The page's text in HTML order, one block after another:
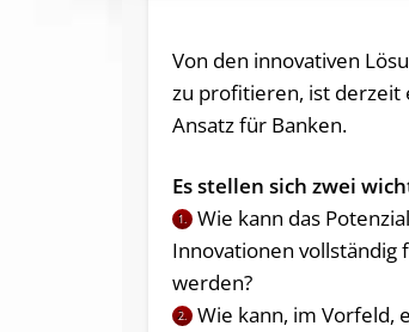
Von den innovativen
zu profitieren, ist derzeit
Ansatz für Banken.
Es stellen sich zwei
1. Wie kann das
Innovationen vollständig
werden?
2.
Wie kann, im Vorfeld,